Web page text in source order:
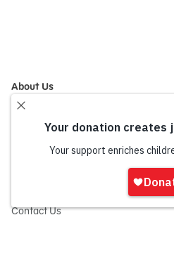
About Us
Mission and History
Financials
Partners
Contact Us